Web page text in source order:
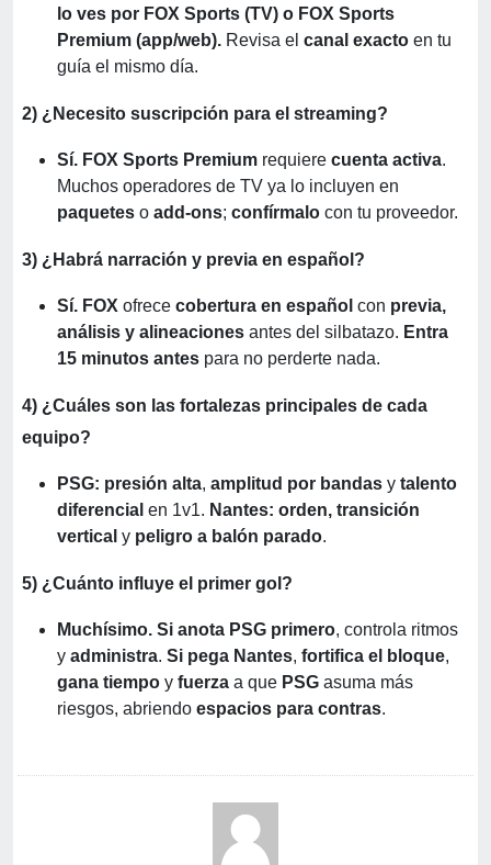
lo ves por FOX Sports (TV) o FOX Sports
Premium (app/web). Revisa el canal exacto en tu
guía el mismo día.
2) ¿Necesito suscripción para el streaming?
Sí. FOX Sports Premium requiere cuenta activa.
Muchos operadores de TV ya lo incluyen en
paquetes o add-ons; confírmalo con tu proveedor.
3) ¿Habrá narración y previa en español?
Sí. FOX ofrece cobertura en español con previa,
análisis y alineaciones antes del silbatazo. Entra
15 minutos antes para no perderte nada.
4) ¿Cuáles son las fortalezas principales de cada
equipo?
PSG: presión alta, amplitud por bandas y talento
diferencial en 1v1. Nantes: orden, transición
vertical y peligro a balón parado.
5) ¿Cuánto influye el primer gol?
Muchísimo. Si anota PSG primero, controla ritmos
y administra. Si pega Nantes, fortifica el bloque,
gana tiempo y fuerza a que PSG asuma más
riesgos, abriendo espacios para contras.